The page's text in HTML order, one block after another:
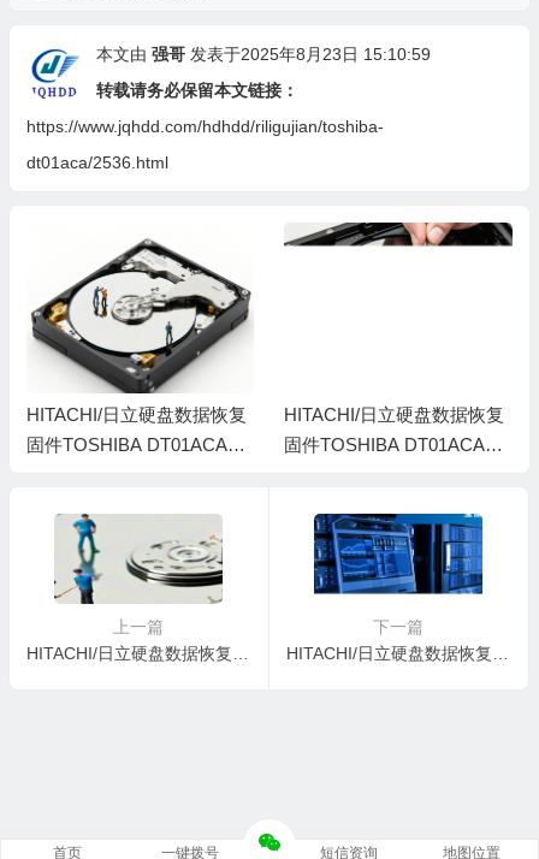
本文由 强哥 发表于2025年8月23日 15:10:59
转载请务必保留本文链接：
https://www.jqhdd.com/hdhdd/riligujian/toshiba-
dt01aca/2536.html
HITACHI/日立硬盘数据恢复
固件TOSHIBA DT01ACA10
HITACHI/日立硬盘数据恢复
固件TOSHIBA DT01ACA10
上一篇
下一篇
首页 一键拨号 短信资询 地图位置